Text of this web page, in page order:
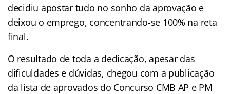
decidiu apostar tudo no sonho da aprovação e
deixou o emprego, concentrando-se 100% na reta
final.
O resultado de toda a dedicação, apesar das
dificuldades e dúvidas, chegou com a publicação
da lista de aprovados do Concurso CMB AP e PM